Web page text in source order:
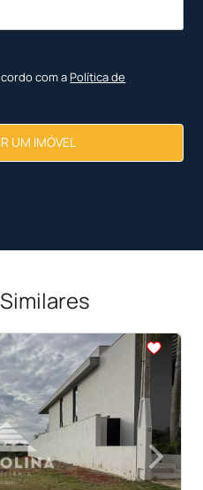
com a Política de
UM IMÓVEL
›
Next